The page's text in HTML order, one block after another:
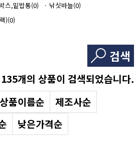
스,밑밥통(0)
낚싯바늘(0)
)(0)
검색
135개의 상품이 검색되었습니다.
상품이름순
제조사순
낮은가격순